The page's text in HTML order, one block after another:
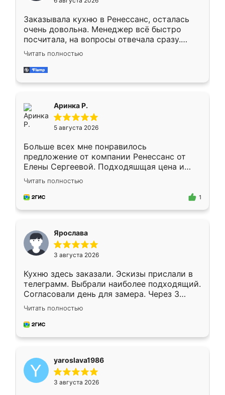
мебели буду заказывать только здесь.
Заказывала кухню в Ренессанс, осталась
очень довольна. Менеджер всё быстро
посчитала, на вопросы отвечала сразу.
Замерщик приехал в субботу, подошёл к
делу со всей ответственностью. Собрали
за день, ребята работали аккуратно, даже
Читать полностью
Аринка Р.
5 августа 2026
Больше всех мне понравилось
предложение от компании Ренессанс от
Елены Сергеевой. Подходяшщая цена и
короткие сроки изготовления. Приехавший
для замера сотрудник Владислав
предложил по моему эскизу самый
Читать полностью
1
Ярослава
3 августа 2026
Кухню здесь заказали. Эскизы прислали в
телеграмм. Выбрали наиболее подходящий.
Согласовали день для замера. Через 3
недели кухня была уже готова. Остались
довольны работой. Спасибо Ренессанс
мебель за качественную работу!
Читать полностью
yaroslava1986
3 августа 2026